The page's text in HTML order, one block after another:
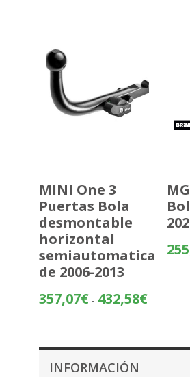
MINI One 3
Puertas Bola
desmontable
horizontal
semiautomatica
de 2006-2013
357,07€ - 432,58€Rango
INFORMACIÓN